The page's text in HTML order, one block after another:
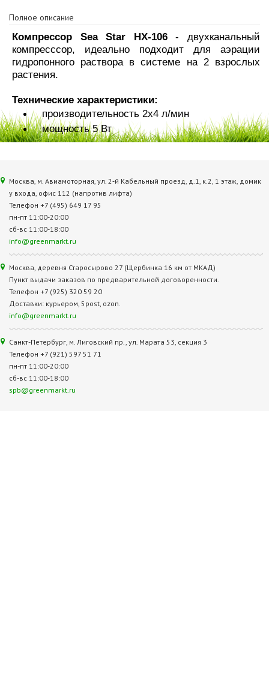
Полное описание
Компрессор Sea Star HX-106- двухканальный
компресссор, идеально подходит для аэрации
гидропонного раствора в системе на 2 взрослых
растения.
Технические характеристики:
производительность 2х4 л/мин
мощность5 Вт
Москва, м. Авиамоторная, ул. 2‑й Кабельный проезд, д.1, к.2, 1 этаж, домик
у входа, офис 112 (напротив лифта)
Телефон +7 (495) 649 17 95
пн-пт 11:00-20:00
сб-вс 11:00-18:00
info@greenmarkt.ru
Москва, деревня Старосырово 27 (Щербинка 16 км от МКАД)
Пункт выдачи заказов по предварительной договоренности.
Телефон +7 (925) 320 59 20
Доставки: курьером, 5post, ozon.
info@greenmarkt.ru
Санкт-Петербург, м. Лиговский пр., ул. Марата 53, секция 3
Телефон +7 (921) 597 51 71
пн-пт 11:00-20:00
сб-вс 11:00-18:00
spb@greenmarkt.ru